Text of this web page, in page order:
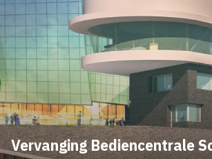
Vervanging Bediencentrale